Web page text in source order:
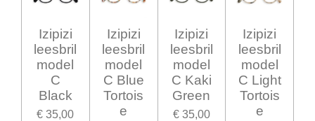
Izipizi
leesbril
model
C
Black
€ 35,00
Izipizi
leesbril
model
C Blue
Tortois
e
Izipizi
leesbril
model
C Kaki
Green
€ 35,00
Izipizi
leesbril
model
C Light
Tortois
e